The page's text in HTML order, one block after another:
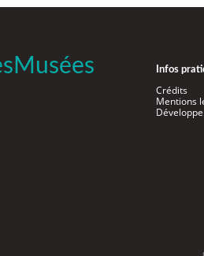
Infos
Crédits
Mentions